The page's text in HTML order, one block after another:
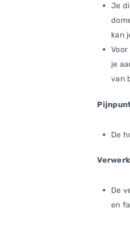
Je
kan
je
van
De
De
en